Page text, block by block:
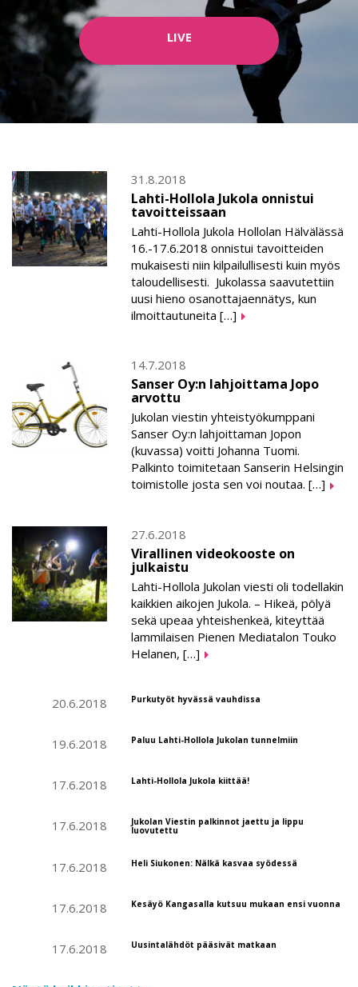
LIVE
31.8.2018
Lahti-Hollola Jukola onnistui
tavoitteissaan
Lahti-Hollola Jukola Hollolan Hälvälässä
16.-17.6.2018 onnistui tavoitteiden
mukaisesti niin kilpailullisesti kuin myös
taloudellisesti. Jukolassa saavutettiin
uusi hieno osanottajaennätys, kun
ilmoittautuneita […]
14.7.2018
Sanser Oy:n lahjoittama Jopo
arvottu
Jukolan viestin yhteistyökumppani
Sanser Oy:n lahjoittaman Jopon
(kuvassa) voitti Johanna Tuomi.
Palkinto toimitetaan Sanserin Helsingin
toimistolle josta sen voi noutaa. […]
27.6.2018
Virallinen videokooste on
julkaistu
Lahti-Hollola Jukolan viesti oli todellakin
kaikkien aikojen Jukola. – Hikeä, pölyä
sekä upeaa yhteishenkeä, kiteyttää
lammilaisen Pienen Mediatalon Touko
Helanen, […]
20.6.2018 Purkutyöt hyvässä vauhdissa
19.6.2018 Paluu Lahti-Hollola Jukolan tunnelmiin
17.6.2018 Lahti-Hollola Jukola kiittää!
17.6.2018 Jukolan Viestin palkinnot jaettu ja lippu
luovutettu
17.6.2018 Heli Siukonen: Nälkä kasvaa syödessä
17.6.2018 Kesäyö Kangasalla kutsuu mukaan ensi vuonna
17.6.2018 Uusintalähdöt pääsivät matkaan